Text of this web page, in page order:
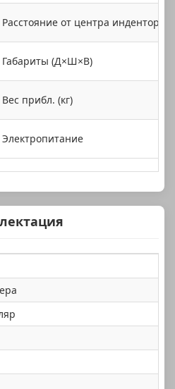
Расстояние от центра индентора
Габариты (Д×Ш×В)
Вес прибл. (кг)
Электропитание